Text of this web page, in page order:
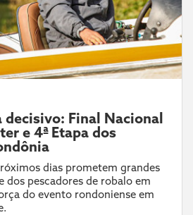
decisivo: Final Nacional
e 4ª Etapa dos
dias prometem grandes
dos pescadores de robalo em
do evento rondoniense em